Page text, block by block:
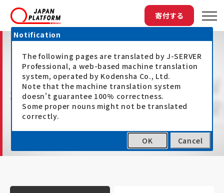
寄付する
最新情報
Notification
The following pages are translated by J-SERVER
Professional, a web-based machine translation
system, operated by Kodensha Co., Ltd.
Note that the machine translation system
doesn't guarantee 100% correctness.
Some proper nouns might not be translated
correctly.
OK Cancel